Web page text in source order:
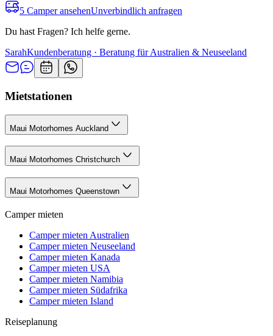
5 Camper ansehenUnverbindlich anfragen
Du hast Fragen? Ich helfe gerne.
SarahKundenberatung · Beratung für Australien & Neuseeland
Mietstationen
Maui Motorhomes Auckland
Maui Motorhomes Christchurch
Maui Motorhomes Queenstown
Camper mieten
Camper mieten Australien
Camper mieten Neuseeland
Camper mieten Kanada
Camper mieten USA
Camper mieten Namibia
Camper mieten Südafrika
Camper mieten Island
Reiseplanung